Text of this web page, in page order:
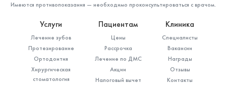
Имеются противопоказания — необходимо проконсультироваться с врачом.
Услуги
Лечение зубов
Протезирование
Ортодонтия
Хирургическая
стоматология
Пациентам
Цены
Рассрочка
Лечение по ДМС
Акции
Налоговый вычет
Клиника
Специалисты
Вакансии
Награды
Отзывы
Контакты